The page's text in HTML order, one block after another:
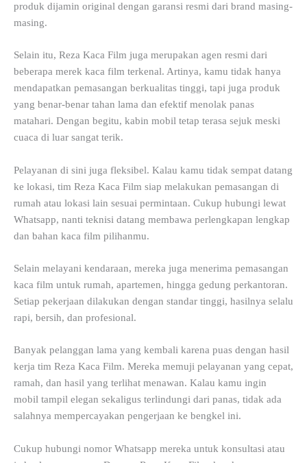
produk dijamin original dengan garansi resmi dari brand masing-
masing.
Selain itu, Reza Kaca Film juga merupakan agen resmi dari
beberapa merek kaca film terkenal. Artinya, kamu tidak hanya
mendapatkan pemasangan berkualitas tinggi, tapi juga produk
yang benar-benar tahan lama dan efektif menolak panas
matahari. Dengan begitu, kabin mobil tetap terasa sejuk meski
cuaca di luar sangat terik.
Pelayanan di sini juga fleksibel. Kalau kamu tidak sempat datang
ke lokasi, tim Reza Kaca Film siap melakukan pemasangan di
rumah atau lokasi lain sesuai permintaan. Cukup hubungi lewat
Whatsapp, nanti teknisi datang membawa perlengkapan lengkap
dan bahan kaca film pilihanmu.
Selain melayani kendaraan, mereka juga menerima pemasangan
kaca film untuk rumah, apartemen, hingga gedung perkantoran.
Setiap pekerjaan dilakukan dengan standar tinggi, hasilnya selalu
rapi, bersih, dan profesional.
Banyak pelanggan lama yang kembali karena puas dengan hasil
kerja tim Reza Kaca Film. Mereka memuji pelayanan yang cepat,
ramah, dan hasil yang terlihat menawan. Kalau kamu ingin
mobil tampil elegan sekaligus terlindungi dari panas, tidak ada
salahnya mempercayakan pengerjaan ke bengkel ini.
Cukup hubungi nomor Whatsapp mereka untuk konsultasi atau